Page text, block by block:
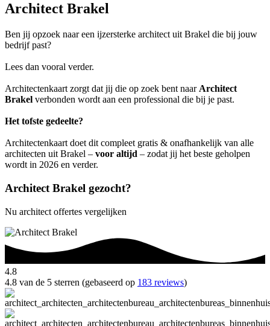
Architect Brakel
Ben jij opzoek naar een ijzersterke architect uit Brakel die bij jouw
bedrijf past?
Lees dan vooral verder.
Architectenkaart zorgt dat jij die op zoek bent naar Architect
Brakel verbonden wordt aan een professional die bij je past.
Het tofste gedeelte?
Architectenkaart doet dit compleet gratis & onafhankelijk van alle
architecten uit Brakel – voor altijd – zodat jij het beste geholpen
wordt in 2026 en verder.
Architect Brakel gezocht?
Nu architect offertes vergelijken
4.8
4.8 van de 5 sterren (gebaseerd op 183 reviews)